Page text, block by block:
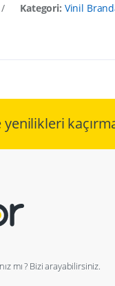
/ Kategori: Vinil
yenilikleri
mı ? Bizi arayabilirsiniz.